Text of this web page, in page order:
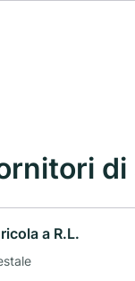
a R.L.